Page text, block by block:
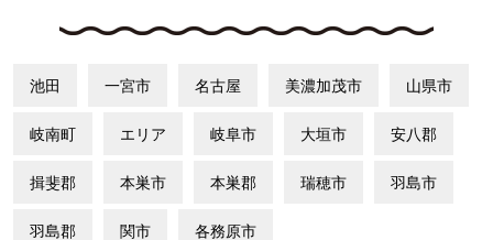
池田 一宮市 名古屋 美濃加茂市 山県市
岐南町 エリア 岐阜市 大垣市 安八郡
揖斐郡 本巣市 本巣郡 瑞穂市 羽島市
羽島郡 関市 各務原市